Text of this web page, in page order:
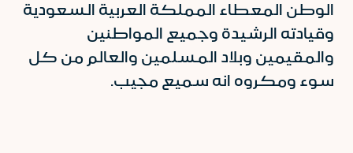
الوطن المعطاء المملكة العربية السعودية
وقيادته الرشيدة وجميع المواطنين
والمقيمين وبلاد المسلمين والعالم من كل
سوء ومكروه انه سميع مجيب.